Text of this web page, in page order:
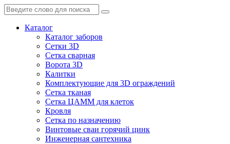
Каталог
Каталог заборов
Сетки 3D
Сетка сварная
Ворота 3D
Калитки
Комплектующие для 3D ограждений
Сетка тканая
Сетка ЦАММ для клеток
Кровля
Сетка по назначению
Винтовые сваи горячий цинк
Инженерная сантехника